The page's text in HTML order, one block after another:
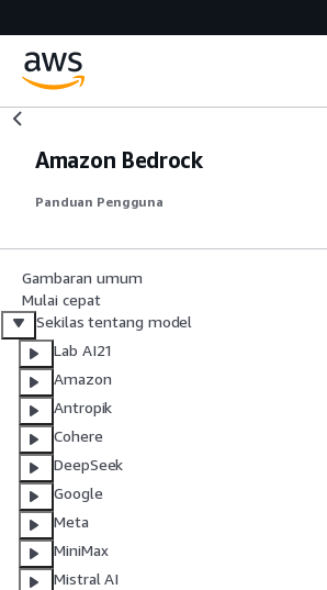
Amazon Bedrock
Panduan Pengguna
Gambaran umum
Mulai cepat
Sekilas tentang model
Lab AI21
Amazon
Antropik
Cohere
DeepSeek
Google
Meta
MiniMax
Mistral AI